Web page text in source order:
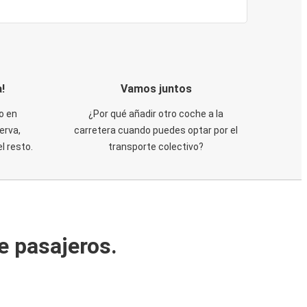
en
resto.
Vamos juntos
¿Por qué añadir otro coche a la
carretera cuando puedes optar por el
transporte colectivo?
pasajeros.